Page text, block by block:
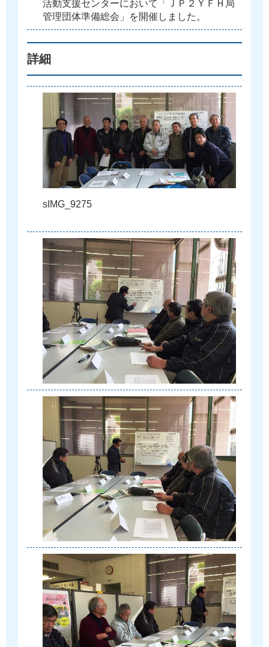
活動支援センターにおいて 「 Ｊ Ｐ ２ Ｙ Ｆ Ｈ 局
管理団体準備総会 」 を開催 し ま した 。
詳細
s MG 9275